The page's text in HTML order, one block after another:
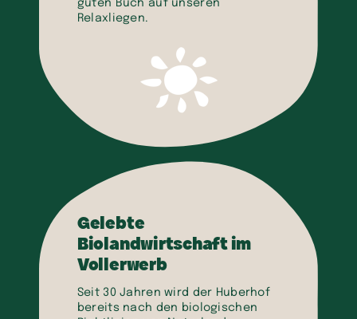
guten Buch auf unseren
Relaxliegen.
Gelebte
Biolandwirtschaft im
Vollerwerb
Seit 30 Jahren wird der Huberhof
bereits nach den biologischen